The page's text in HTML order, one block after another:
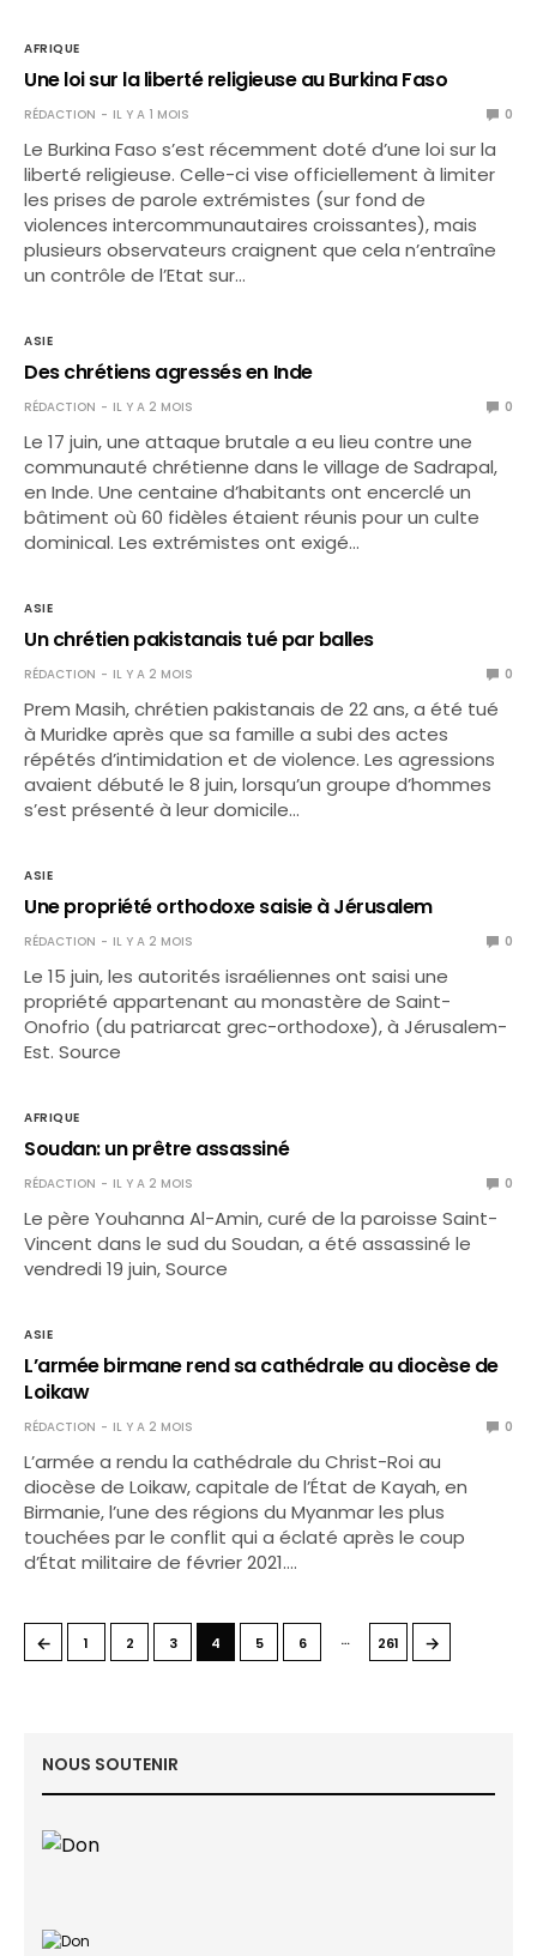
AFRIQUE
Une loi sur la liberté religieuse au Burkina Faso
RÉDACTION IL Y A 1 MOIS 0
Le Burkina Faso s’est récemment doté d’une loi sur la
liberté religieuse. Celle-ci vise officiellement à limiter
les prises de parole extrémistes (sur fond de
violences intercommunautaires croissantes), mais
plusieurs observateurs craignent que cela n’entraîne
un contrôle de l’Etat sur…
ASIE
Des chrétiens agressés en Inde
RÉDACTION IL Y A 2 MOIS 0
Le 17 juin, une attaque brutale a eu lieu contre une
communauté chrétienne dans le village de Sadrapal,
en Inde. Une centaine d’habitants ont encerclé un
bâtiment où 60 fidèles étaient réunis pour un culte
dominical. Les extrémistes ont exigé…
ASIE
Un chrétien pakistanais tué par balles
RÉDACTION IL Y A 2 MOIS 0
Prem Masih, chrétien pakistanais de 22 ans, a été tué
à Muridke après que sa famille a subi des actes
répétés d’intimidation et de violence. Les agressions
avaient débuté le 8 juin, lorsqu’un groupe d’hommes
s’est présenté à leur domicile…
ASIE
Une propriété orthodoxe saisie à Jérusalem
RÉDACTION IL Y A 2 MOIS 0
Le 15 juin, les autorités israéliennes ont saisi une
propriété appartenant au monastère de Saint-
Onofrio (du patriarcat grec-orthodoxe), à Jérusalem-
Est. Source
AFRIQUE
Soudan: un prêtre assassiné
RÉDACTION IL Y A 2 MOIS 0
Le père Youhanna Al-Amin, curé de la paroisse Saint-
Vincent dans le sud du Soudan, a été assassiné le
vendredi 19 juin, Source
ASIE
L’armée birmane rend sa cathédrale au diocèse de
Loikaw
RÉDACTION IL Y A 2 MOIS 0
L’armée a rendu la cathédrale du Christ-Roi au
diocèse de Loikaw, capitale de l’État de Kayah, en
Birmanie, l’une des régions du Myanmar les plus
touchées par le conflit qui a éclaté après le coup
d’État militaire de février 2021.…
← 1 2 3 4 5 6 … 261 →
NOUS SOUTENIR